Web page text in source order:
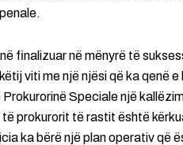
finalizuar në mënyrë të
viti me një njësi që ka qenë
Speciale një
prokurorit të rastit është
ka bërë një plan operativ që